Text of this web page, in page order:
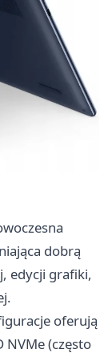
dobrą
edycji grafiki,
oferują
NVMe (często